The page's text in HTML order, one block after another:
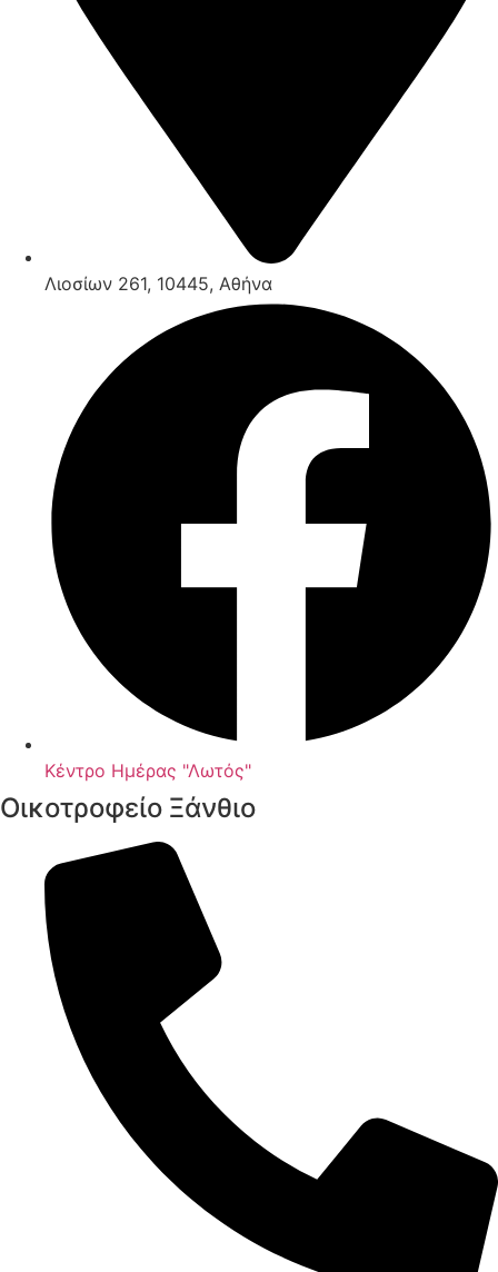
Λιοσίων 261, 10445, Αθήνα
Κέντρο Ημέρας "Λωτός"
Οικοτροφείο Ξάνθιο